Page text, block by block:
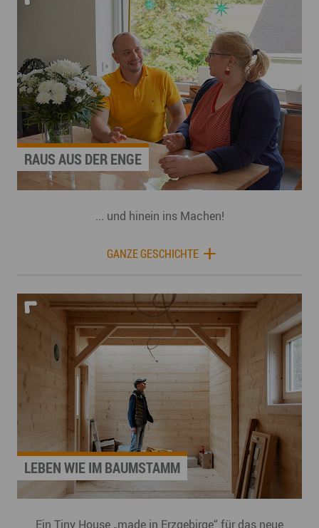
RAUS AUS DER ENGE
... und hinein ins Machen!
GANZE GESCHICHTE
LEBEN WIE IM BAUMSTAMM
Ein Tiny House „made in Erzgebirge“ für das neue